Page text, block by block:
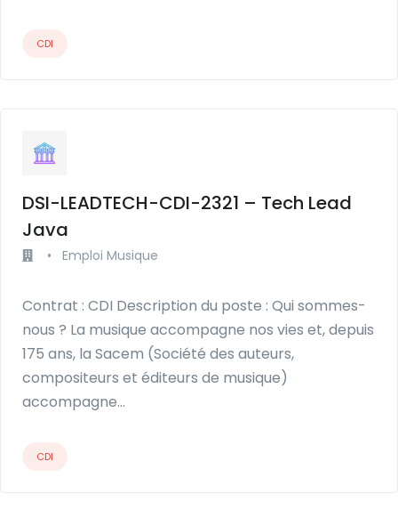
CDI
DSI-LEADTECH-CDI-2321 – Tech Lead
Java
• Emploi Musique
Contrat : CDI Description du poste : Qui sommes-
nous ? La musique accompagne nos vies et, depuis
175 ans, la Sacem (Société des auteurs,
compositeurs et éditeurs de musique)
accompagne…
CDI